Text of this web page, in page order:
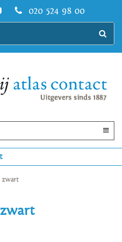
020 524 98 00
zwart